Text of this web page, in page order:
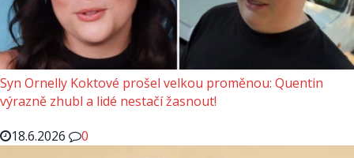
Syn Ornelly Koktové prošel velkou proměnou: Quentin
výrazně zhubl a lidé nestačí žasnout!
18.6.2026
0